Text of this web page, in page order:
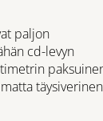
paljon
cd-levyn
täysiverinen